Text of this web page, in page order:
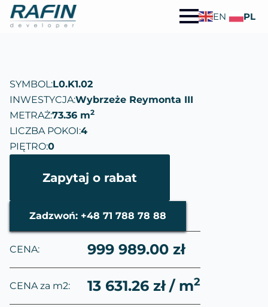
EN PL
SYMBOL:L0.K1.02
INWESTYCJA:Wybrzeże Reymonta III
METRAŻ:73.36 m2
LICZBA POKOI:4
PIĘTRO:0
Zapytaj o rabat
Zadzwoń: +48 71 788 78 88
CENA: 999 989.00 zł
CENA za m2: 13 631.26 zł / m2